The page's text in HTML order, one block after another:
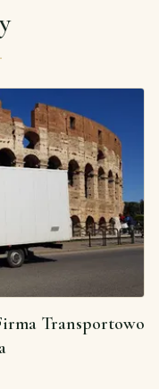
Transportowo